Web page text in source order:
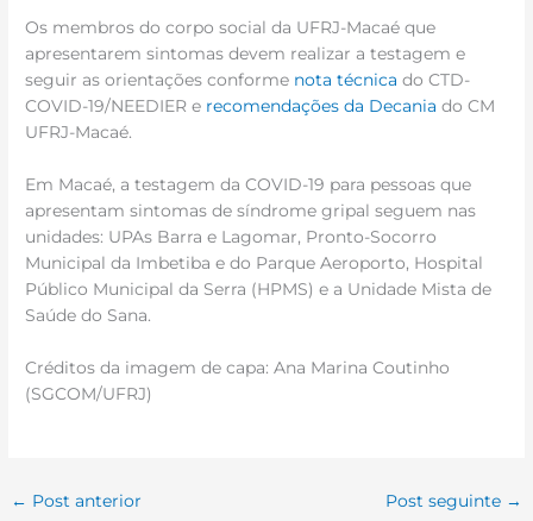
Os membros do corpo social da UFRJ-Macaé que
apresentarem sintomas devem realizar a testagem e
seguir as orientações conforme nota técnica do CTD-
COVID-19/NEEDIER e recomendações da Decania do CM
UFRJ-Macaé.
Em Macaé, a testagem da COVID-19 para pessoas que
apresentam sintomas de síndrome gripal seguem nas
unidades: UPAs Barra e Lagomar, Pronto-Socorro
Municipal da Imbetiba e do Parque Aeroporto, Hospital
Público Municipal da Serra (HPMS) e a Unidade Mista de
Saúde do Sana.
Créditos da imagem de capa: Ana Marina Coutinho
(SGCOM/UFRJ)
← Post anterior Post seguinte →